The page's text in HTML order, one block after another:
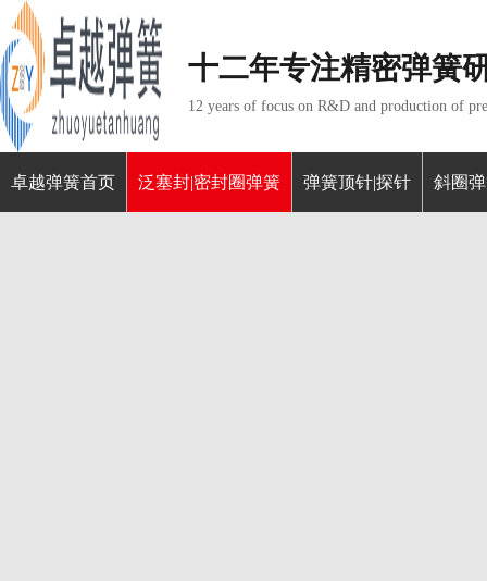
十二年专注精密弹簧
12 years of focus on R&D and production of
卓越弹簧首页 泛塞封|密封圈弹簧 弹簧顶针|探针 斜圈